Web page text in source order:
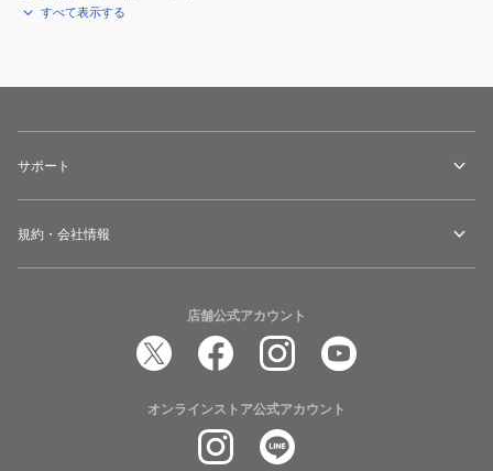
すべて表示する
サポート
規約・会社情報
店舗公式アカウント
オンラインストア公式アカウント